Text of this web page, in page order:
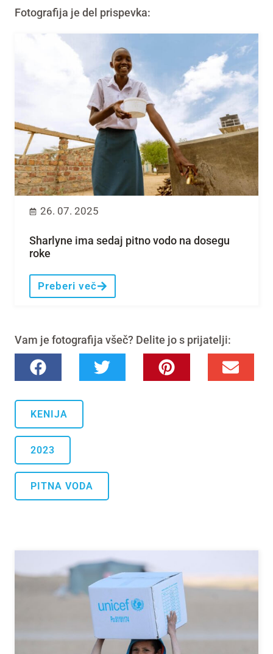
Fotografija je del prispevka:
26. 07. 2025
Sharlyne ima sedaj pitno vodo na dosegu
roke
Preberi več
Vam je fotografija všeč? Delite jo s prijatelji:
KENIJA
2023
PITNA VODA